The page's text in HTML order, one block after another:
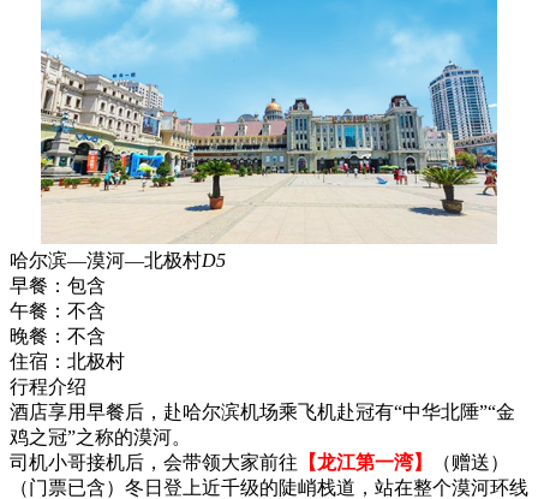
哈尔滨—漠河—北极村D5
早餐： 包含
午餐： 不含
晚餐： 不含
住宿： 北极村
行程介绍
酒店享用早餐后，赴哈尔滨机场乘飞机赴冠有“中华北陲”“金
鸡之冠”之称的漠河。
司机小哥接机后，会带领大家前往 【龙江第一湾】
（赠送）
（门票已含）冬日登上近千级的陡峭栈道，站在整个漠河环线